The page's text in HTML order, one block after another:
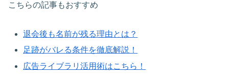
こちらの記事もおすすめ
退会後も名前が残る理由とは？
足跡がバレる条件を徹底解説！
広告ライブラリ活用術はこちら！